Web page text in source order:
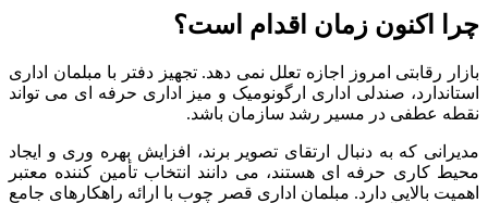
چرا اکنون زمان اقدام است؟
بازار رقابتی امروز اجازه تعلل نمی دهد. تجهیز دفتر با مبلمان اداری
استاندارد، صندلی اداری ارگونومیک و میز اداری حرفه ای می تواند
نقطه عطفی در مسیر رشد سازمان باشد.
مدیرانی که به دنبال ارتقای تصویر برند، افزایش بهره وری و ایجاد
محیط کاری حرفه ای هستند، می دانند انتخاب تأمین کننده معتبر
اهمیت بالایی دارد. مبلمان اداری قصر چوب با ارائه راهکارهای جامع